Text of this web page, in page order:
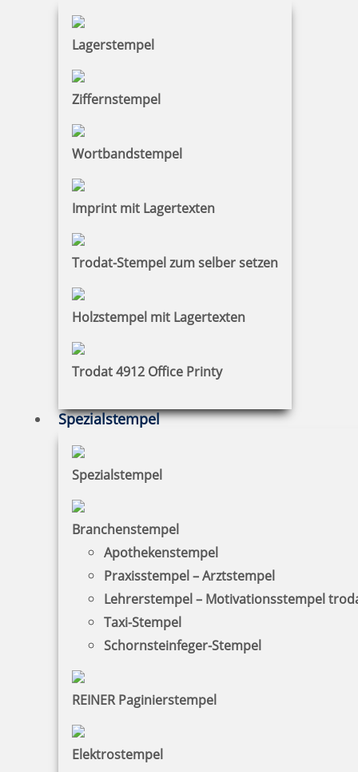
Lagerstempel
Ziffernstempel
Wortbandstempel
Imprint mit Lagertexten
Trodat-Stempel zum selber setzen
Holzstempel mit Lagertexten
Trodat 4912 Office Printy
Spezialstempel
Spezialstempel
Branchenstempel
Apothekenstempel
Praxisstempel – Arztstempel
Lehrerstempel – Motivationsstempel
Taxi-Stempel
Schornsteinfeger-Stempel
REINER Paginierstempel
Elektrostempel
Jetzt gestalten
Colop Printer mit Kalender Stempel 46 x 17 mm
Jetzt gestalten
Colop Printer 40 mit Kalender Imagecard 58 x 22 mm
Jetzt gestalten
Colop Printer 15 Textstempel 69x10 mm